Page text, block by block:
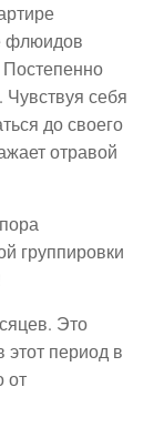
флюидов
Постепенно
себя
до своего
отравой
группировки
Это
этот период в
от